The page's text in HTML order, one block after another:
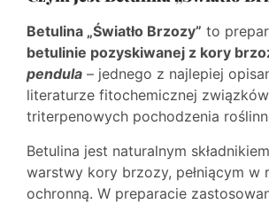
Betulina „Światło Brzozy” to
betulinie pozyskiwanej z kory
pendula – jednego z najlepiej
literaturze fitochemicznej związków
triterpenowych pochodzenia
Betulina jest naturalnym
warstwy kory brzozy, pełniącym w
ochronną. W preparacie